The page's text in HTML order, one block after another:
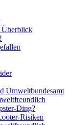
Überblick
Umweltbundesamt
Ding?
Risiken